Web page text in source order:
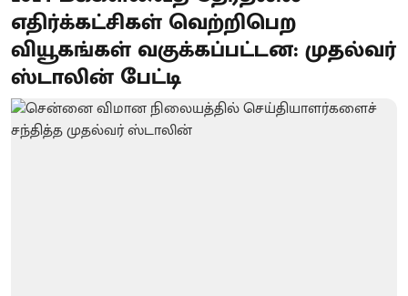
எதிர்க்கட்சிகள் வெற்றிபெற
வியூகங்கள் வகுக்கப்பட்டன: முதல்வர்
ஸ்டாலின் பேட்டி